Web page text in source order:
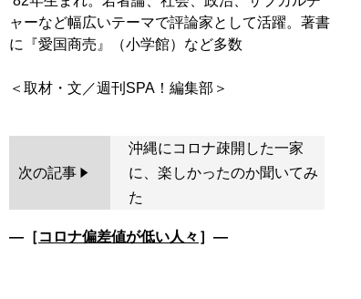
ャーなど幅広いテーマで評論家として活躍。著書
に『愛国商売』（小学館）など多数
次の記事
沖縄にコロナ疎開した一家
に、楽しかったのか聞いてみ
た
―［コロナ偏差値が低い人々 ］―